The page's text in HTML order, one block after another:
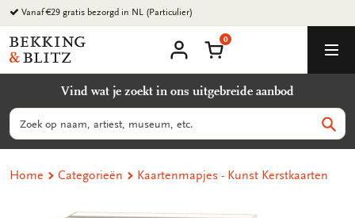
Ga
naar
content
Vanaf €29 gratis bezorgd in NL (Particulier)
Bekking
&
B.V.
account
Winkelmand
0
Vind wat je zoekt in ons uitgebreide aanbod
Zoeken
Home Categorieën Kaartenmapjes - Kunst Kerstkaarten